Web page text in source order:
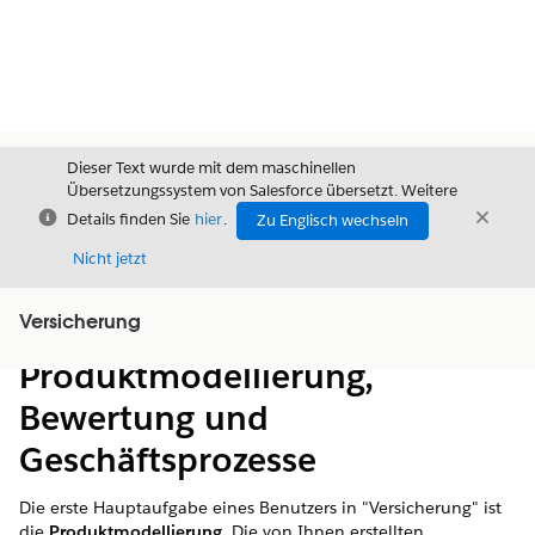
Schließen
Dieser Text wurde mit dem maschinellen
Übersetzungssystem von Salesforce übersetzt. Weitere
Details finden Sie hier.
Zu Englisch wechseln
Nicht jetzt
VersicherungInhalt anzeigen
Inhalt
Produktmodellierung,
Bewertung und
Geschäftsprozesse
Die erste Hauptaufgabe eines Benutzers in "Versicherung" ist